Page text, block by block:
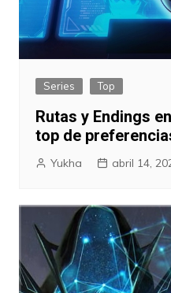
Series Top
Rutas y Endings
top de
Yukha abril 14,